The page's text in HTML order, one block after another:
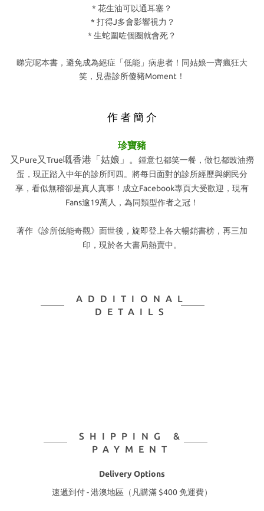
* 花生油可以通耳塞？
* 打得J多會影響視力？
* 生蛇圍咗個圈就會死？
睇完呢本書，避免成為絕症「低能」病患者！ 同姑娘一齊瘋狂大
笑，見盡診所傻豬Moment ！
作 者 簡 介
珍寶豬
又 Pure又 True嘅香港「姑娘」。 鍾意乜都笑一餐， 做乜都豉油撈
蛋， 現正踏入中年的診所阿四。 將每日面對的診所經歷與網民分
享， 看似無稽卻是真人真事！ 成立Facebook專頁大受歡迎， 現有
Fans逾19萬人，為同類型作者之冠！
著作《診所低能奇觀》面世後， 旋即登上各大暢銷書榜，再三加
印， 現於各大書局熱賣中。
ADDITIONAL
DETAILS
SHIPPING &
PAYMENT
Delivery Options
速遞到付 - 港澳地區（凡購滿 $400 免運費）